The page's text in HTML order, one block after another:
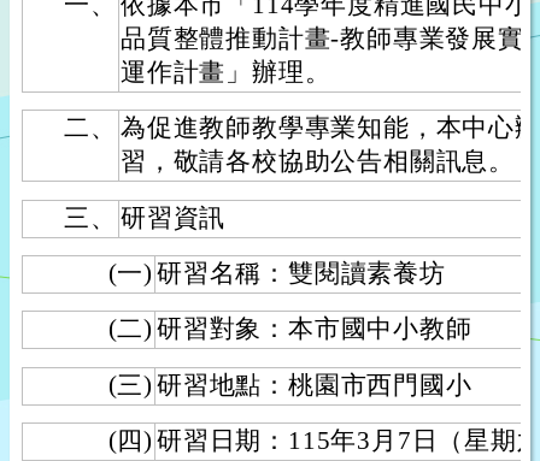
品質整體推動計畫-教師專業發展實
運作計畫」辦理。
二、
為促進教師教學專業知能，本中心
習，敬請各校協助公告相關訊息。
三、
研習資訊
(一) 研習名稱：雙閱讀素養坊
(二) 研習對象：本市國中小教師
(三) 研習地點：桃園市西門國小
(四) 研習日期：115年3月7日（星期